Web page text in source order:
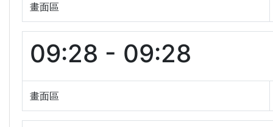
畫面區
09:28 - 09:28
畫面區